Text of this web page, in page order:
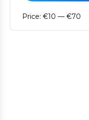
Price: €10 — €70